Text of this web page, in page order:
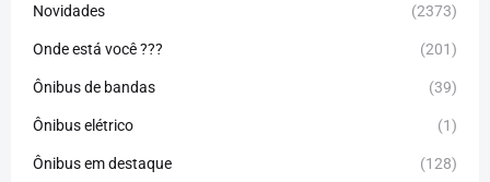
Novidades (2373)
Onde está você ??? (201)
Ônibus de bandas (39)
Ônibus elétrico (1)
Ônibus em destaque (128)